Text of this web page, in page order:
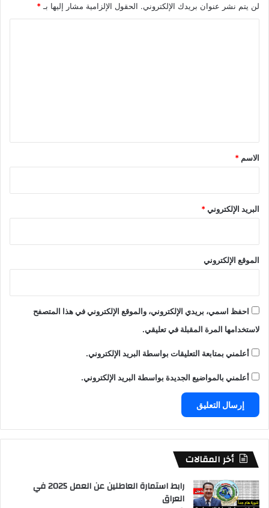
لن يتم نشر عنوان بريدك الإلكتروني. الحقول الإلزامية مشار إليها بـ *
*
الاسم *
البريد الإلكتروني*
الموقع الإلكتروني
احفظ اسمي، بريدي الإلكتروني، والموقع الإلكتروني في هذا المتصفح
لاستخدامها المرة المقبلة في تعليقي.
أعلمني بمتابعة التعليقات بواسطة البريد الإلكتروني.
أعلمني بالمواضيع الجديدة بواسطة البريد الإلكتروني.
أخر المقالات
رابط استمارة العاطلين عن العمل 2025 في
العراق